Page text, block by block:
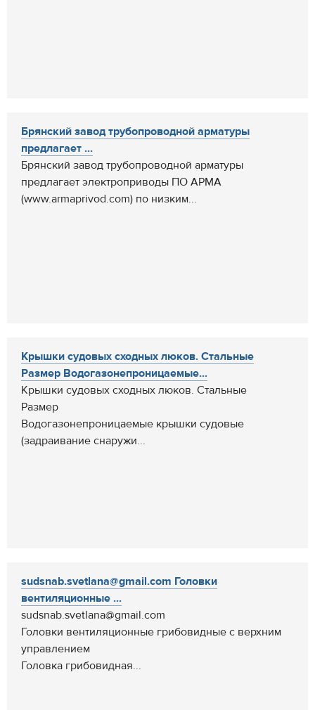
Брянский завод трубопроводной арматуры
предлагает ...
Брянский завод трубопроводной арматуры
предлагает электроприводы ПО АРМА
(www.armaprivod.com) по низким...
Крышки судовых сходных люков. Стальные
Размер Водогазонепроницаемые...
Крышки судовых сходных люков. Стальные
Размер
Водогазонепроницаемые крышки судовые
(задраивание снаружи...
sudsnab.svetlana@gmail.com Головки
вентиляционные ...
sudsnab.svetlana@gmail.com
Головки вентиляционные грибовидные c верхним
управлением
Головка грибовидная...